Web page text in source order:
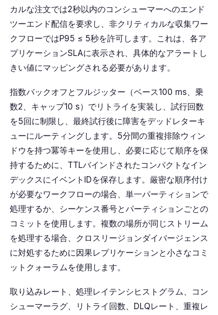
カルな注文では2秒以内のコンシューマーへのエンド
ツーエンド配信を要求し、非クリティカルな収集ワー
クフローではP95 ≤ 5秒を許可します。これは、各ア
プリケーションSLAに表示され、具体的なアラートし
きい値にマッピングされる必要があります。
指数バックオフとフルジッター（ベース100 ms、乗
数2、キャップ10 s）でリトライを実装し、試行回数
を5回に制限し、最終試行後に障害をデッドレターキ
ューにルーティングします。5分間の重複排除ウィン
ドウを持つ冪等キーを使用し、必要に応じて順序を保
持するために、TTLバインドされたコンパクトなイン
デックスにイベントIDを保存します。厳密な順序付け
が必要なワークフローの場合、単一パーティションで
処理するか、シーケンス番号とパーティションごとの
コミットを使用します。複数の場所が同じストリーム
を処理する場合、クロスリージョンダイバージェンス
に対処するために因果レプリケーションと小さなコミ
ットクォーラムを使用します。
取り込みレート、処理レイテンシヒストグラム、コン
シューマーラグ、リトライ回数、DLQレート、重複レ